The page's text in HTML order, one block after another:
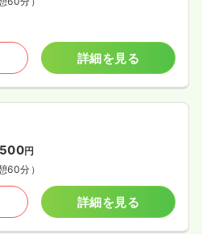
詳細を見る
円
60分）
詳細を見る